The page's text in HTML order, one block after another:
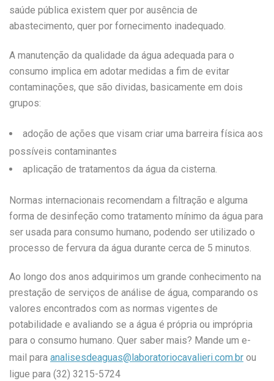
saúde pública existem quer por ausência de
abastecimento, quer por fornecimento inadequado.
A manutenção da qualidade da água adequada para o
consumo implica em adotar medidas a fim de evitar
contaminações, que são dividas, basicamente em dois
grupos:
adoção de ações que visam criar uma barreira física aos
possíveis contaminantes
aplicação de tratamentos da água da cisterna.
Normas internacionais recomendam a filtração e alguma
forma de desinfeção como tratamento mínimo da água para
ser usada para consumo humano, podendo ser utilizado o
processo de fervura da água durante cerca de 5 minutos.
Ao longo dos anos adquirimos um grande conhecimento na
prestação de serviços de análise de água, comparando os
valores encontrados com as normas vigentes de
potabilidade e avaliando se a água é própria ou imprópria
para o consumo humano. Quer saber mais? Mande um e-
mail para analisesdeaguas@laboratoriocavalieri.com.br ou
ligue para (32) 3215-5724